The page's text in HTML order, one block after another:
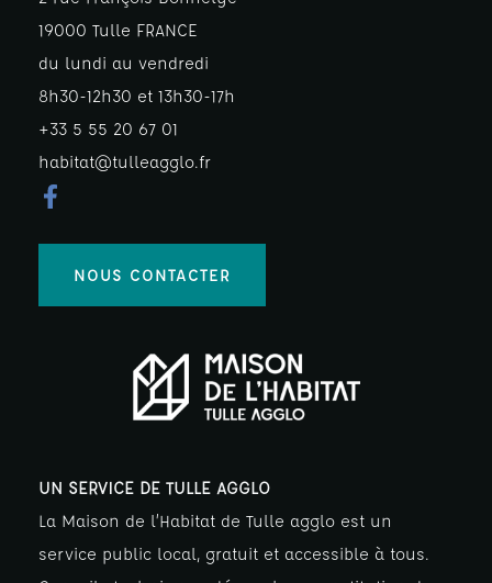
19000 Tulle FRANCE
du lundi au vendredi
8h30-12h30 et 13h30-17h
+33 5 55 20 67 01
habitat@tulleagglo.fr
NOUS CONTACTER
UN SERVICE DE TULLE AGGLO
La Maison de l’Habitat de Tulle agglo est un
service public local, gratuit et accessible à tous.